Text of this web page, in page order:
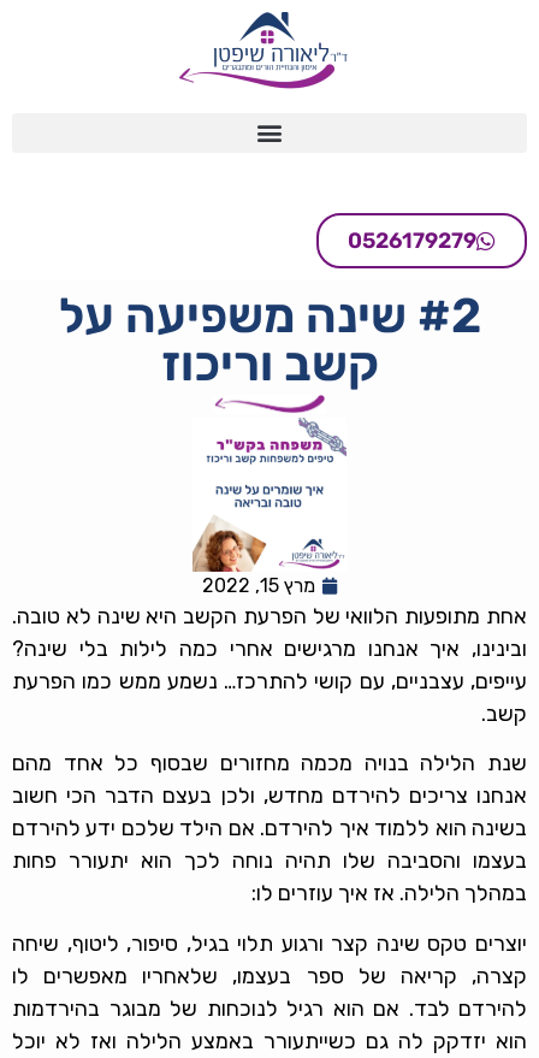
0526179279
#2 שינה משפיעה על
קשב וריכוז
מרץ 15, 2022
אחת מתופעות הלוואי של הפרעת הקשב היא שינה לא טובה.
ובינינו, איך אנחנו מרגישים אחרי כמה לילות בלי שינה?
עייפים, עצבניים, עם קושי להתרכז… נשמע ממש כמו הפרעת
קשב.
שנת הלילה בנויה מכמה מחזורים שבסוף כל אחד מהם
אנחנו צריכים להירדם מחדש, ולכן בעצם הדבר הכי חשוב
בשינה הוא ללמוד איך להירדם. אם הילד שלכם ידע להירדם
בעצמו והסביבה שלו תהיה נוחה לכך הוא יתעורר פחות
במהלך הלילה. אז איך עוזרים לו:
יוצרים טקס שינה קצר ורגוע תלוי בגיל, סיפור, ליטוף, שיחה
קצרה, קריאה של ספר בעצמו, שלאחריו מאפשרים לו
להירדם לבד. אם הוא רגיל לנוכחות של מבוגר בהירדמות
הוא יזדקק לה גם כשייתעורר באמצע הלילה ואז לא יוכל